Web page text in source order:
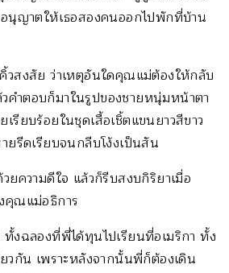
นุญาตให้เธอสองคนออกไปพักที่บ้าน
วสงสัย ว่าเหตุอันใดคุณแม่ต้องให้กลับ
คำตอบก็มาในรูปของชายหนุ่มหน้าตา
รียบร้อยในชุดเสื้อเชิ้ตแขนยาวสีขาว
ยรีดเรียบจนกลีบโง้งเป็นสัน
ยความดีใจ แล้วก็รีบสงบกิริยาเมื่อ
คุณแม่อธิการ
งฉลองที่พี่ได้ทุนไปเรียนที่อเมริกา ทั้ง
วกัน เพราะหลังจากนั้นพี่ก็ต้องเดิน